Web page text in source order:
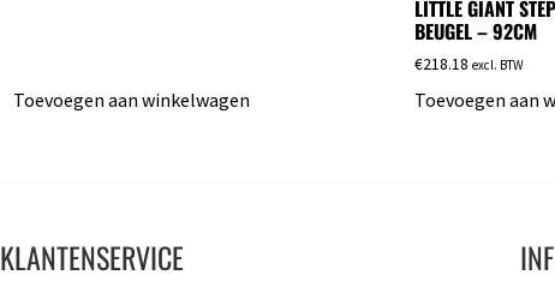
Toevoegen aan winkelwagen
LITTLE GIANT
BEUGEL – 92CM
€218.18 excl. BTW
Toevoegen aan
KLANTENSERVICE